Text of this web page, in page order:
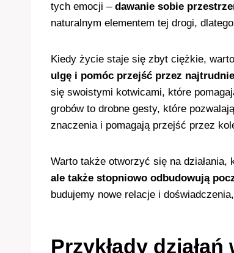
tych emocji – dawanie sobie
naturalnym elementem tej drogi,
Kiedy życie staje się zbyt ciężkie,
ulgę i pomóc przejść przez
się swoistymi kotwicami, które
grobów to drobne gesty, które
znaczenia i pomagają przejść przez
Warto także otworzyć się na działania,
ale także stopniowo odbudowują
budujemy nowe relacje i
Przykłady